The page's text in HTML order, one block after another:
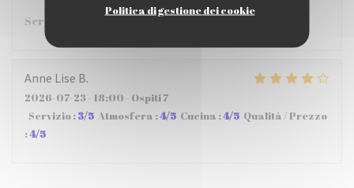
Politica di gestione dei cookie
Service très rapide, plats excellents!
Anne Lise B
2026-07-23- 18:00 - Ospiti 7
Servizio:3/5 Atmosfera :4/5 Cucina :4/5 Qualità / Prezzo
:4/5